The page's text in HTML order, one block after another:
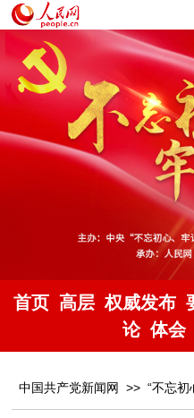
首页 高层 权威发布
论 体会
中国共产党新闻网 >> “不忘